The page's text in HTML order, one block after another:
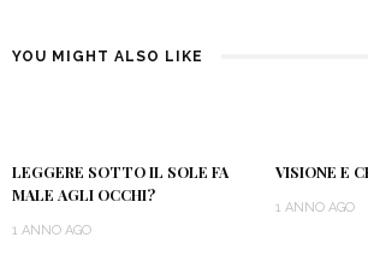
YOU MIGHT ALSO LIKE
LEGGERE SOTTO IL SOLE FA
MALE AGLI OCCHI?
1 ANNO AGO
VISIONE E
1 ANNO AGO